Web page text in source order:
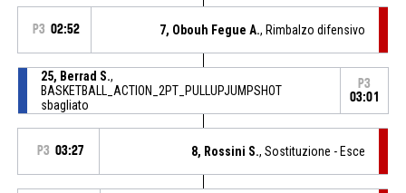
P3 02:52 7, Obouh Fegue A., Rimbalzo difensivo
25, Berrad S.,
BASKETBALL_ACTION_2PT_PULLUPJUMPSHOT
sbagliato
P3
03:01
P3 03:27 8, Rossini S., Sostituzione - Esce